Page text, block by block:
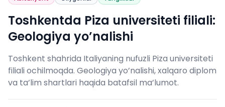
Toshkentda Piza universiteti filiali:
Geologiya yo’nalishi
Toshkent shahrida Italiyaning nufuzli Piza universiteti
filiali ochilmoqda. Geologiya yo’nalishi, xalqaro diplom
va ta’lim shartlari haqida batafsil ma’lumot.